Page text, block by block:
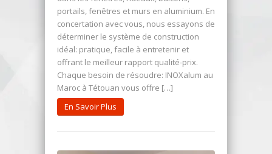
portails, fenêtres et murs en aluminium. En
concertation avec vous, nous essayons de
déterminer le système de construction
idéal: pratique, facile à entretenir et
offrant le meilleur rapport qualité-prix.
Chaque besoin de résoudre: INOXalum au
Maroc à Tétouan vous offre […]
En Savoir Plus